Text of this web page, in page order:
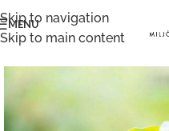
Skip to navigation
Skip to main content
MENU